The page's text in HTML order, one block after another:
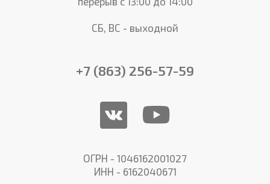
СБ, ВС - выходной
+7 (863) 256-57-59
ОГРН - 1046162001027
ИНН - 6162040671